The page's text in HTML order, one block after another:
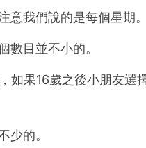
我們說的是每個星期。
數目並不小的。
如果16歲之後小朋友選
少的。